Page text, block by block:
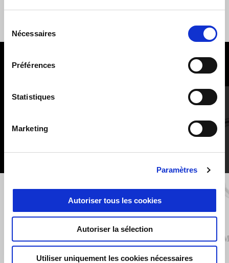
Nécessaires
Préférences
Statistiques
Marketing
Paramètres
Autoriser tous les cookies
Autoriser la sélection
Utiliser uniquement les cookies nécessaires
Précédent
Keyring MOTO GUZZI